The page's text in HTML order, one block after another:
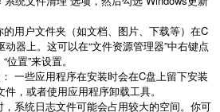
用户文件夹（如文档、图片、下载等）在C
动器上。这可以在“文件资源管理器”中右键点
“位置”来设置。
一些应用程序在安装时会在C盘上留下安装
，或者使用应用程序卸载工具。
系统日志文件可能会占用较大的空间。你可